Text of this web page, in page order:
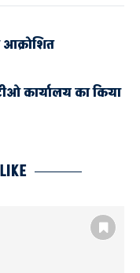
डा. आलोक मनदर्शन
कार्यालय का किया